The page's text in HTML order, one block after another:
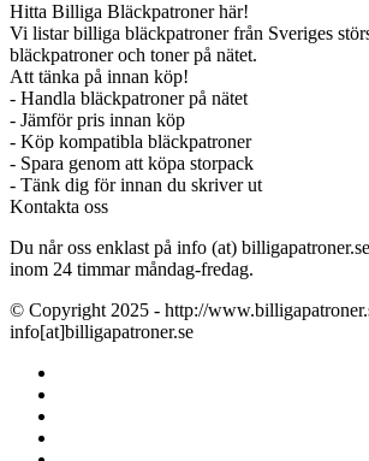
Hitta Billiga Bläckpatroner här!
Vi listar billiga bläckpatroner från Sveriges
bläckpatroner och toner på nätet.
Att tänka på innan köp!
- Handla bläckpatroner på nätet
- Jämför pris innan köp
- Köp kompatibla bläckpatroner
- Spara genom att köpa storpack
- Tänk dig för innan du skriver ut
Kontakta oss
Du når oss enklast på info (at)
inom 24 timmar måndag-fredag.
© Copyright 2025 - http://
info[at]billigapatroner.se